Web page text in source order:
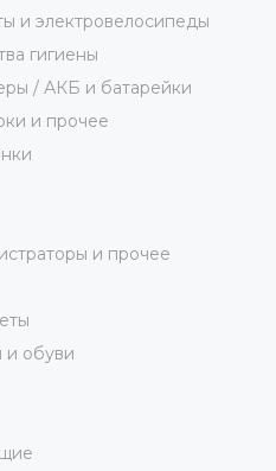
и электровелосипеды
гигиены
/ АКБ и батарейки
и прочее
и прочее
обуви